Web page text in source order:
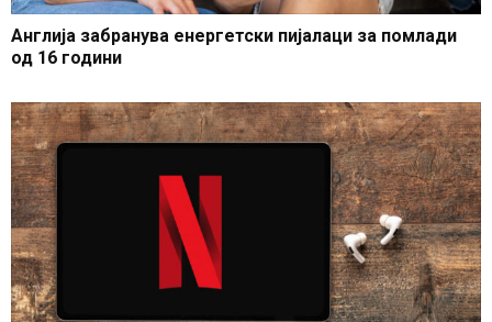
Англија забранува енергетски пијалаци за помлади
од 16 години